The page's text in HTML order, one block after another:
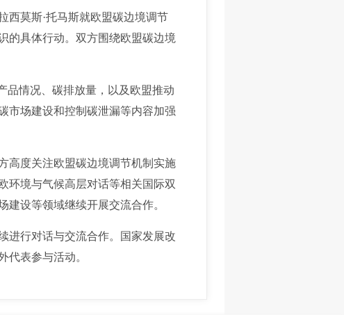
莫斯·托马斯就欧盟碳边境调节
的具体行动。双方围绕欧盟碳边境
情况、碳排放量，以及欧盟推动
市场建设和控制碳泄漏等内容加强
度关注欧盟碳边境调节机制实施
环境与气候高层对话等相关国际双
设等领域继续开展交流合作。
行对话与交流合作。国家发展改
代表参与活动。